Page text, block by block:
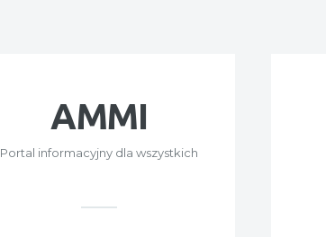
AMMI
Portal informacyjny dla wszystkich